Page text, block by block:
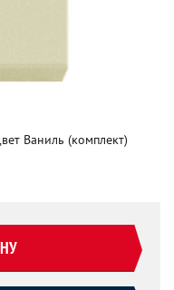
Ваниль (комплект)